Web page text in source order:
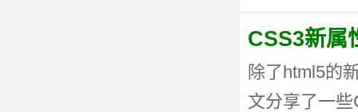
CSS3新属
除了html5的
文分享了一